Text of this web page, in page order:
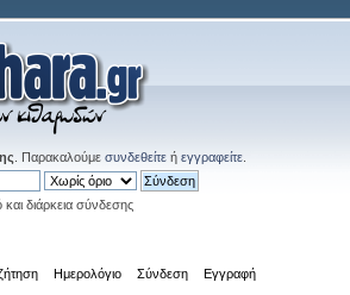
. Παρακαλούμε συνδεθείτε ή εγγραφείτε
διάρκεια σύνδεσης
Ημερολόγιο Σύνδεση Εγγραφή